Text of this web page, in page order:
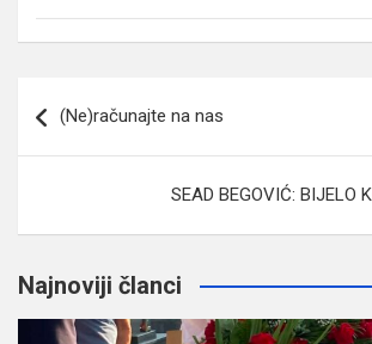
članaka
(Ne)računajte na nas
SEAD BEGOVIĆ: BIJELO
Najnoviji članci